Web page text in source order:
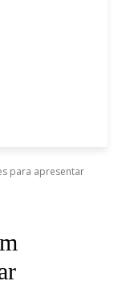
para apresentar